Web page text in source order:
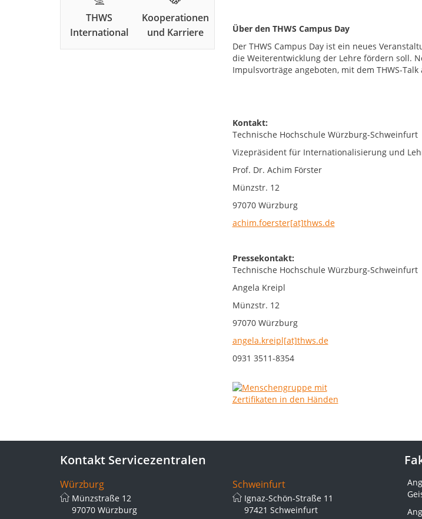
Über den THWS Campus Day
Der THWS Campus Day ist ein neues
die Weiterentwicklung der Lehre fördern soll.
Impulsvorträge angeboten, mit dem THWS-
Kontakt:
Technische Hochschule Würzburg-Schweinfurt
Vizepräsident für Internationalisierung und
Prof. Dr. Achim Förster
Münzstr. 12
97070 Würzburg
achim.foerster[at]thws.de
Pressekontakt:
Technische Hochschule Würzburg-Schweinfurt
Angela Kreipl
Münzstr. 12
97070 Würzburg
angela.kreipl[at]thws.de
0931 3511-8354
THWS
International
Kooperationen
und Karriere
Kontakt Servicezentralen
Würzburg
Münzstraße 12
97070 Würzburg
Schweinfurt
Ignaz-Schön-Straße 11
97421 Schweinfurt